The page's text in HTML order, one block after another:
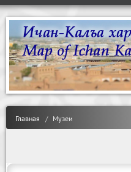
Главная Музеи